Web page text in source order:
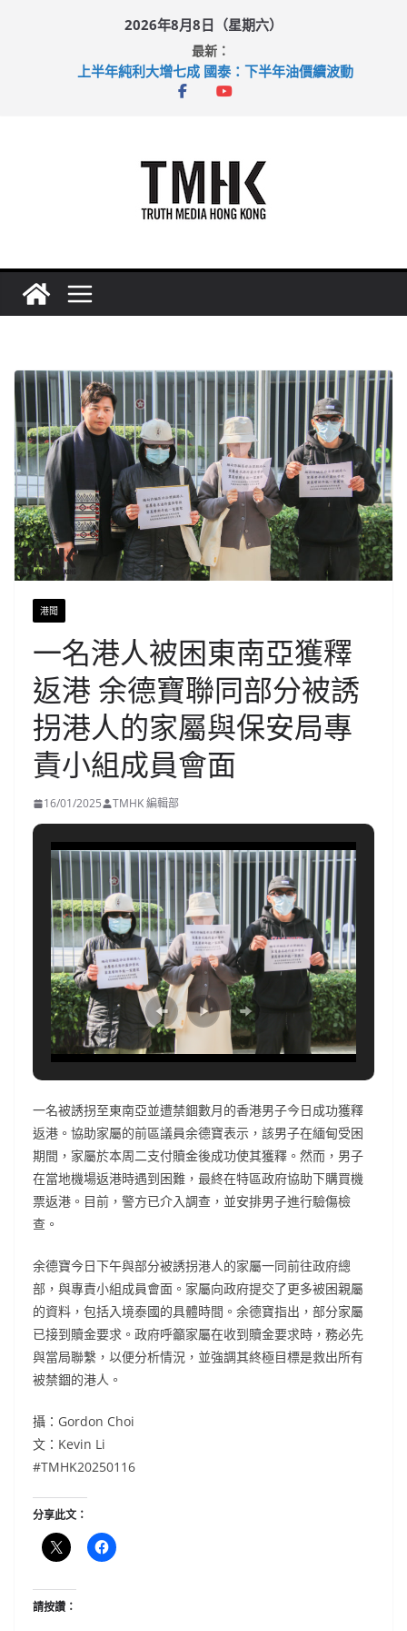
2026年8月8日（星期六）
最新：
上半年純利大增七成 國泰：下半年油價續波動
拜仁熱身賽挫維拉 啟德主場館奪錦標
港聞
一名港人被困東南亞獲釋
返港 余德寶聯同部分被誘
拐港人的家屬與保安局專
責小組成員會面
16/01/2025 TMHK 編輯部
一名被誘拐至東南亞並遭禁錮數月的香港男子今日成功獲釋
返港。協助家屬的前區議員余德寶表示，該男子在緬甸受困
期間，家屬於本周二支付贖金後成功使其獲釋。然而，男子
在當地機場返港時遇到困難，最終在特區政府協助下購買機
票返港。目前，警方已介入調查，並安排男子進行驗傷檢
查。
余德寶今日下午與部分被誘拐港人的家屬一同前往政府總
部，與專責小組成員會面。家屬向政府提交了更多被困親屬
的資料，包括入境泰國的具體時間。余德寶指出，部分家屬
已接到贖金要求。政府呼籲家屬在收到贖金要求時，務必先
與當局聯繫，以便分析情況，並強調其終極目標是救出所有
被禁錮的港人。
攝：Gordon Choi
文：Kevin Li
#TMHK20250116
分享此文：
請按讚：